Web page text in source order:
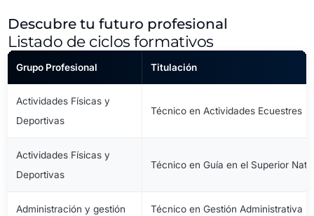
Descubre tu futuro profesional
Listado de ciclos formativos
Grupo Profesional Titulación
Actividades Físicas y
Deportivas
Técnico en Actividades Ecuestres
Actividades Físicas y
Deportivas
Técnico en Guía en el Superior
Administración y gestión Técnico en Gestión Administrativa